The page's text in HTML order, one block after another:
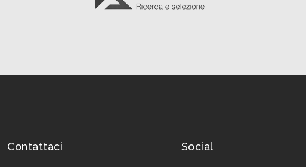
Contattaci Social